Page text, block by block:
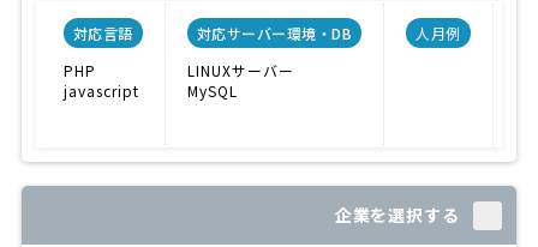
対応言語
PHP
javascript
対応サーバー環境・DB
LINUXサーバー
MySQL
人月例
企業を選択する